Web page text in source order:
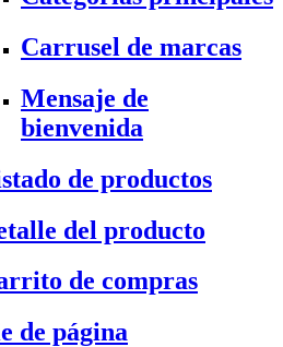
Carrusel de marcas
Mensaje de
bienvenida
de productos
del producto
de compras
de página